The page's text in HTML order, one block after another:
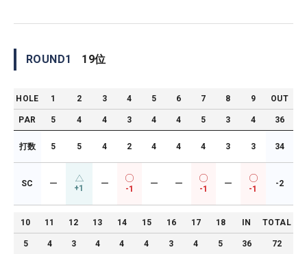
ROUND1 19位
HOLE 1 2 3 4 5 6 7 8 9 OUT
PAR 5 4 4 3 4 4 5 3 4 36
打数 5 5 4 2 4 4 4 3 3 34
SC ー +1 ー
-1
ー ー
-1
ー
-1
-2
10 11 12 13 14 15 16 17 18 IN TOTAL
5 4 3 4 4 4 3 4 5 36 72